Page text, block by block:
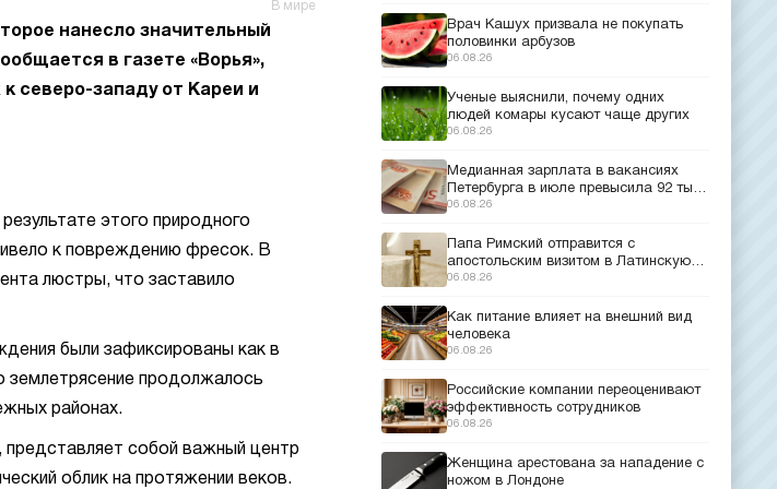
В мире
нанесло значительный
в газете «Ворья»,
северо-западу от Кареи и
этого природного
к повреждению фресок. В
люстры, что заставило
были зафиксированы как в
землетрясение продолжалось
районах.
собой важный центр
облик на протяжении веков.
Врач Кашух призвала не покупать
половинки арбузов
06.08.26
Ученые выяснили, почему одних
людей комары кусают чаще других
06.08.26
Медианная зарплата в вакансиях
Петербурга в июле превысила 92 тыс.
рублей
06.08.26
Папа Римский отправится с
апостольским визитом в Латинскую
Америку
06.08.26
Как питание влияет на внешний вид
человека
06.08.26
Российские компании переоценивают
эффективность сотрудников
06.08.26
Женщина арестована за нападение с
ножом в Лондоне